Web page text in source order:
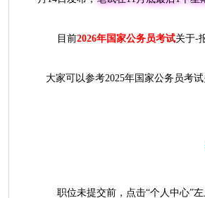
目前2026年国家公务员考试关于-
大家可以参考2025年国家公务员考
职位未提交前，点击“个人中心”左